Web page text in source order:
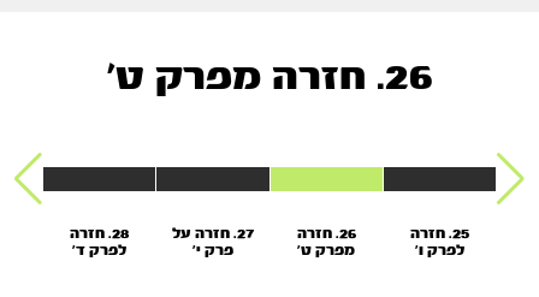
26. חזרה מפרק ט'
25. חזרה
לפרק ו’
26. חזרה
מפרק ט'
27. חזרה על
פרק י’
28. חזרה
לפרק ד'